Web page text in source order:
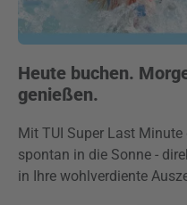
Heute buchen.
genießen.
Mit TUI Super Last Minute
spontan in die Sonne -
in Ihre wohlverdiente